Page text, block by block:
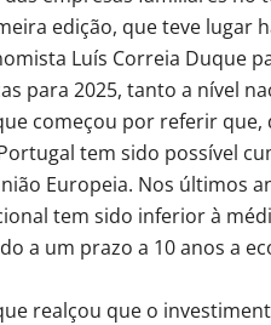
edição, que teve lugar
Luís Correia Duque
para 2025, tanto a nível
começou por referir
tem sido possível
Europeia. Nos últimos
tem sido inferior à
a um prazo a 10 anos a
realçou que o